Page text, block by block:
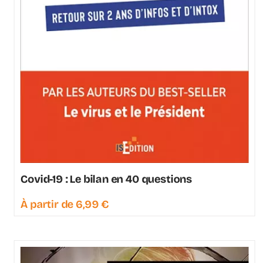
Covid-19 : Le bilan en 40 questions
À partir de 6,99€